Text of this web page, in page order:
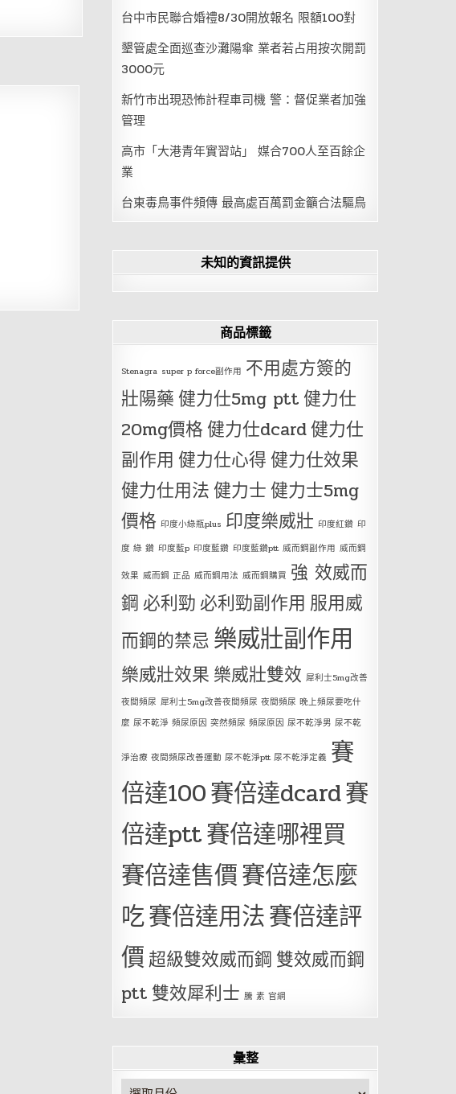
台中市民聯合婚禮8/30開放報名 限額100對
墾管處全面巡查沙灘陽傘 業者若占用按次開罰
3000元
新竹市出現恐怖計程車司機 警：督促業者加強
管理
高市「大港青年實習站」 媒合700人至百餘企
業
台東毒鳥事件頻傳 最高處百萬罰金籲合法驅鳥
未知的資訊提供
商品標籤
Stenagra super p force副作用 不用處方簽的
壯陽藥健力仕5mg ptt健力仕
20mg價格健力仕dcard健力仕
副作用 健力仕心得健力仕效果
健力仕用法健力士健力士5mg
價格 印度小綠瓶plus 印度樂威壯 印度紅鑽 印
度 綠 鑽 印度藍p 印度藍鑽 印度藍鑽ptt 威而鋼副作用 威而鋼
效果 威而鋼 正品 威而鋼用法 威而鋼購買 強 效威而
鋼 必利勁 必利勁副作用 服用威
而鋼的禁忌 樂威壯副作用
樂威壯效果 樂威壯雙效 犀利士5mg改善
夜間頻尿 犀利士5mg改善夜間頻尿 夜間頻尿 晚上頻尿要吃什
麼 尿不乾淨 頻尿原因 突然頻尿 頻尿原因 尿不乾淨男 尿不乾
淨治療 夜間頻尿改善運動 尿不乾淨ptt 尿不乾淨定義 賽
倍達100賽倍達dcard賽
倍達ptt賽倍達哪裡買
賽倍達售價賽倍達怎麼
吃賽倍達用法賽倍達評
價超級雙效威而鋼 雙效威而鋼
ptt 雙效犀利士 騰 素 官網
彙整
彙